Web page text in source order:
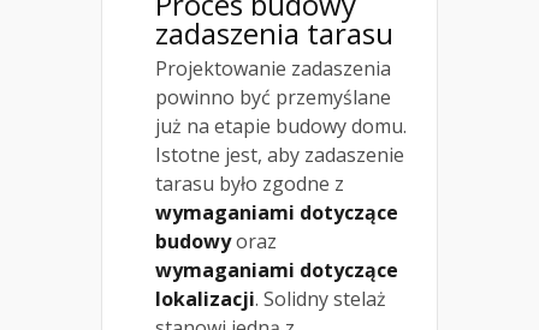
zadaszenia tarasu
Projektowanie zadaszenia
powinno być przemyślane
już na etapie budowy domu.
Istotne jest, aby zadaszenie
tarasu było zgodne z
wymaganiami dotyczące
budowyoraz
wymaganiami dotyczące
lokalizacji. Solidny stelaż